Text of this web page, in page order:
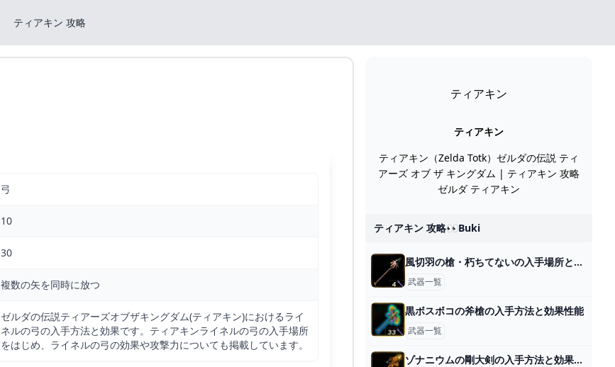
ティアキン 攻略
弓
10
30
複数の矢を同時に放つ
ゼルダの伝説ティアーズオブザキングダム(ティアキン)におけるライ
ネルの弓の入手方法と効果です。ティアキンライネルの弓の入手場所
をはじめ、ライネルの弓の効果や攻撃力についても掲載しています。
ティアキン
ティアキン
ティアキン（Zelda Totk）ゼルダの伝説 ティ
アーズ オブ ザ キングダム | ティアキン 攻略
ゼルダ ティアキン
ティアキン 攻略👀buki
風切羽の槍・朽ちてないの入手場所と効果
武器一覧
黒ボスボコの斧槍の入手方法と効果性能
武器一覧
ゾナニウムの剛大剣の入手方法と効果性能